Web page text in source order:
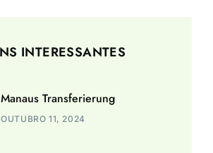
INTERESSANTES
Manaus Transferierung
OUTUBRO 11, 2024